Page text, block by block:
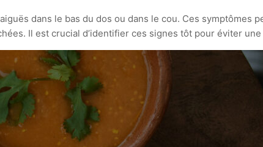
dans le bas du dos ou dans le cou. Ces symptômes
Il est crucial d’identifier ces signes tôt pour éviter une